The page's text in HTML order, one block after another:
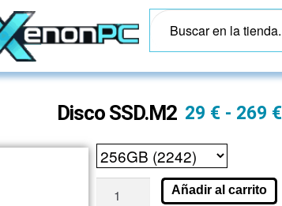
Disco SSD.M2 29 € - 269 €
Añadir al carrito